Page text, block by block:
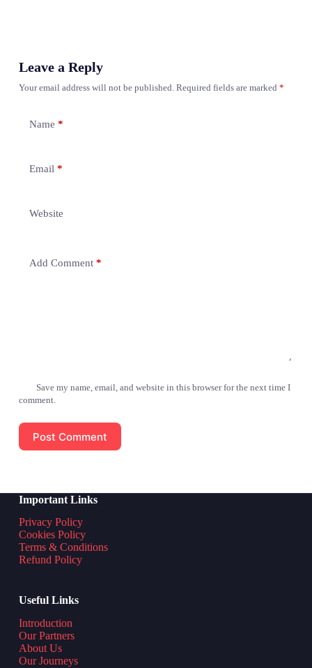
Leave a Reply
Your email address will not be published. Required fields are marked *
Name *
Email *
Website
Add Comment*
Save my name, email, and website in this browser for the next time I
comment.
Post Comment
Important Links
Privacy Policy
Cookies Policy
Terms & Conditions
Refund Policy
Useful Links
Introduction
Our Partners
About Us
Our Journeys